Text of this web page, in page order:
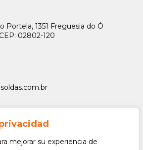
mejorar su experiencia de
Portela, 1351 Freguesia do Ó
02802-120